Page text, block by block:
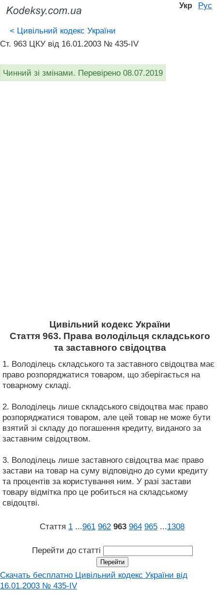
Укр Рус
< Цивільний кодекс України
Ст. 963 ЦКУ від 16.01.2003 № 435-IV
Чинний зі змінами. Перевірено 08.07.2019
Цивільний кодекс України
Стаття 963. Права володільця складського
та заставного свідоцтва
1. Володілець складського та заставного свідоцтва має
право розпоряджатися товаром, що зберігається на
товарному складі.
2. Володілець лише складського свідоцтва має право
розпоряджатися товаром, але цей товар не може бути
взятий зі складу до погашення кредиту, виданого за
заставним свідоцтвом.
3. Володілець лише заставного свідоцтва має право
застави на товар на суму відповідно до суми кредиту
та процентів за користування ним. У разі застави
товару відмітка про це робиться на складському
свідоцтві.
Стаття 1 ...961 962 963 964 965 ...1308
Перейти до статті
Скачать бесплатно Цивільний кодекс України від
16.01.2003 № 435-IV